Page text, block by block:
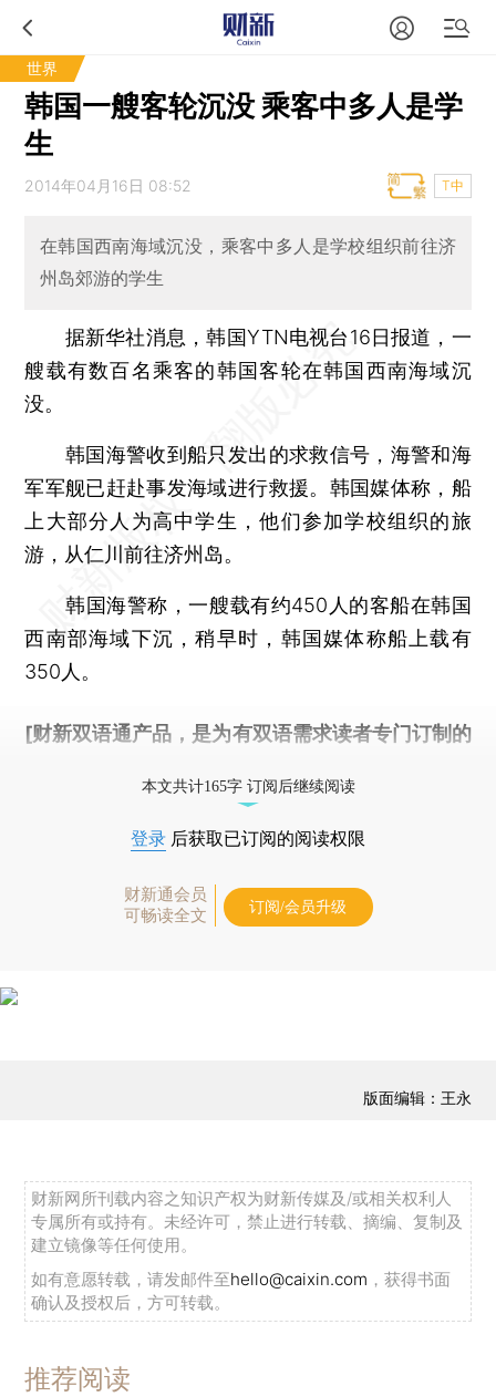
世界
韩国一艘客轮沉没 乘客中多人是学
生
2014年04月16日 08:52 T中
在韩国西南海域沉没，乘客中多人是学校组织前往济
州岛郊游的学生
据新华社消息，韩国YTN电视台16日报道，一
艘载有数百名乘客的韩国客轮在韩国西南海域沉
没。
韩国海警收到船只发出的求救信号，海警和海
军军舰已赶赴事发海域进行救援。韩国媒体称，船
上大部分人为高中学生，他们参加学校组织的旅
游，从仁川前往济州岛。
韩国海警称，一艘载有约450人的客船在韩国
西南部海域下沉，稍早时，韩国媒体称船上载有
350人。
[财新双语通产品，是为有双语需求读者专门订制的
本文共计165字 订阅后继续阅读
登录 后获取已订阅的阅读权限
财新通会员
可畅读全文
订阅/会员升级
版面编辑：王永
财新网所刊载内容之知识产权为财新传媒及/或相关权利人
专属所有或持有。未经许可，禁止进行转载、摘编、复制及
建立镜像等任何使用。
如有意愿转载，请发邮件至hello@caixin.com ，获得书面
确认及授权后，方可转载。
推荐阅读